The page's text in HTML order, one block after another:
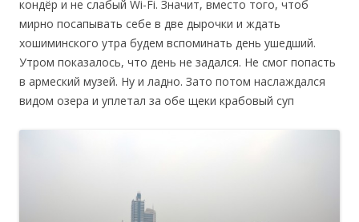
кондёр и не слабый Wi-Fi. Значит, вместо того, чтоб
мирно посапывать себе в две дырочки и ждать
хошиминского утра будем вспоминать день ушедший.
Утром показалось, что день не задался. Не смог попасть
в армеский музей. Ну и ладно. Зато потом наслаждался
видом озера и уплетал за обе щеки крабовый суп